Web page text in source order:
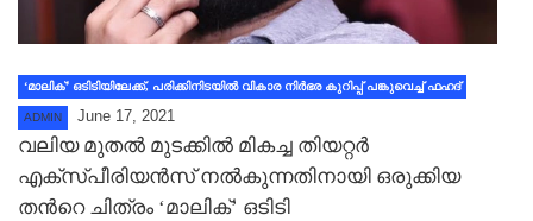
‘മാലിക്’ ഒടിടിയിലേക്ക്, പരിക്കിനിടയില്‍ വികാര നിര്‍ഭര കുറിപ്പ് പങ്കുവെച്ച് ഫഹദ്
ADMIN June 17, 2021
വലിയ മുതല്‍ മുടക്കില്‍ മികച്ച തിയറ്റര്‍
എക്സ്പീരിയന്‍സ് നല്‍കുന്നതിനായി ഒരുക്കിയ
തന്‍റെ ചിത്രം ‘മാലിക്’ ഒടിടി